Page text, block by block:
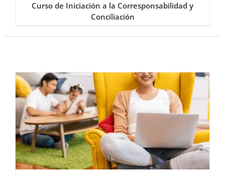
Curso de Iniciación a la Corresponsabilidad y
Conciliación